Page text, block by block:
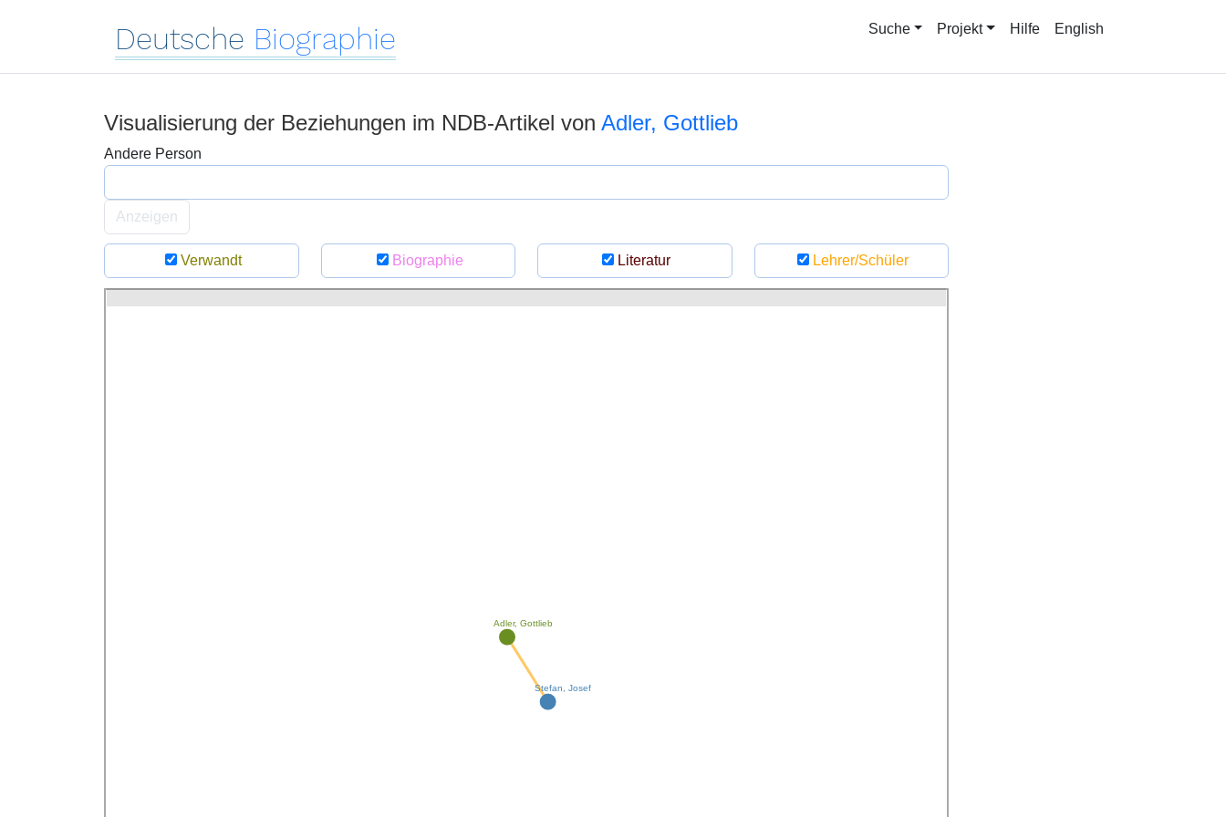
Deutsche Biographie Suche Projekt Hilfe English
Visualisierung der Beziehungen im NDB-Artikel von Adler, Gottlieb
Andere Person
Anzeigen
Verwandt Biographie Literatur Lehrer/Schüler
Adler, Gottlieb
Stefan, Josef